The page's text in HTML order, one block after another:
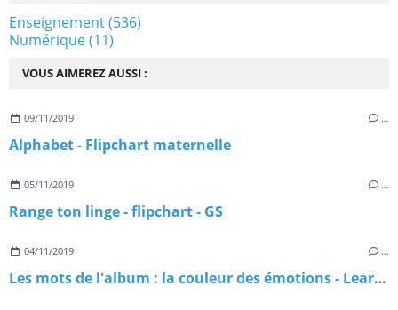
VOUS AIMEREZ AUSSI :
09/11/2019 …
Alphabet - Flipchart maternelle
05/11/2019 …
Range ton linge - flipchart - GS
04/11/2019 …
Les mots de l'album : la couleur des émotions - Learningapps
Enseignement(536)
Numérique(11)